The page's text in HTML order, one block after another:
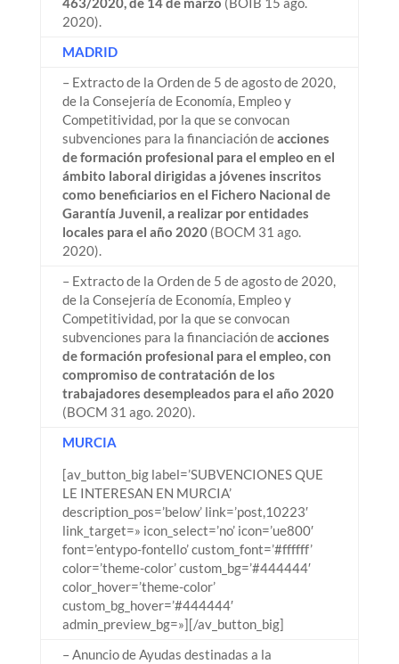
2020).
MADRID
– Extracto de la Orden de 5 de agosto de 2020,
de la Consejería de Economía, Empleo y
Competitividad, por la que se convocan
subvenciones para la financiación deacciones
de formación profesional para el empleo en el
ámbito laboral dirigidas a jóvenes inscritos
como beneficiarios en el Fichero Nacional de
Garantía Juvenil, a realizar por entidades
locales para el año 2020(BOCM 31 ago.
2020).
– Extracto de la Orden de 5 de agosto de 2020,
de la Consejería de Economía, Empleo y
Competitividad, por la que se convocan
subvenciones para la financiación deacciones
de formación profesional para el empleo, con
compromiso de contratación de los
trabajadores desempleados para el año 2020
(BOCM 31 ago. 2020).
MURCIA
[av_button_big label=’SUBVENCIONES QUE
LE INTERESAN EN MURCIA’
description_pos=’below’ link=’post,10223′
link_target=» icon_select=’no’ icon=’ue800′
font=’entypo-fontello’ custom_font=’#ffffff’
color=’theme-color’ custom_bg=’#444444′
color_hover=’theme-color’
custom_bg_hover=’#444444′
admin_preview_bg=»][/av_button_big]
– Anuncio de Ayudas destinadas a la